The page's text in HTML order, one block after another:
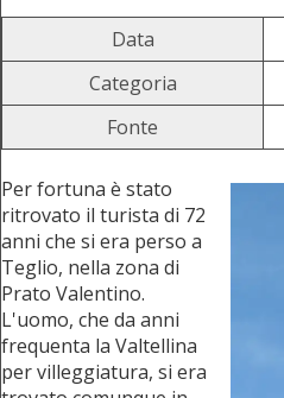
Data
Categoria
Fonte
Per fortuna è stato
ritrovato il turista di 72
anni che si era perso a
Teglio, nella zona di
Prato Valentino.
L'uomo, che da anni
frequenta la Valtellina
per villeggiatura, si era